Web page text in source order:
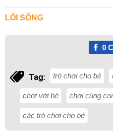
LỐI SỐNG
0
Tag: trò chơi cho bé
chơi với bé chơi cùng
các trò chơi cho bé